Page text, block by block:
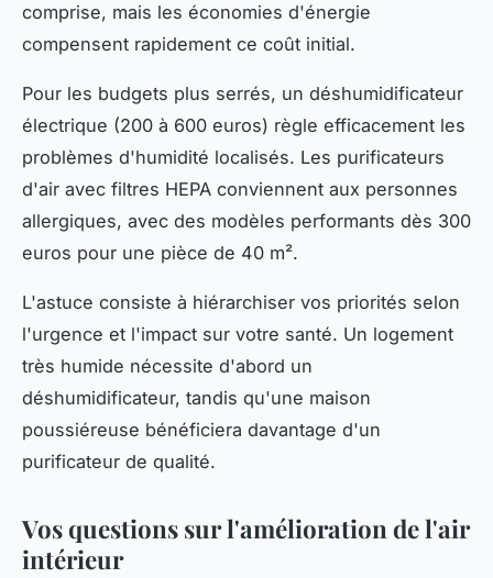
comprise, mais les économies d'énergie
compensent rapidement ce coût initial.
Pour les budgets plus serrés, un déshumidificateur
électrique (200 à 600 euros) règle efficacement les
problèmes d'humidité localisés. Les purificateurs
d'air avec filtres HEPA conviennent aux personnes
allergiques, avec des modèles performants dès 300
euros pour une pièce de 40 m².
L'astuce consiste à hiérarchiser vos priorités selon
l'urgence et l'impact sur votre santé. Un logement
très humide nécessite d'abord un
déshumidificateur, tandis qu'une maison
poussiéreuse bénéficiera davantage d'un
purificateur de qualité.
Vos questions sur l'amélioration de l'air
intérieur